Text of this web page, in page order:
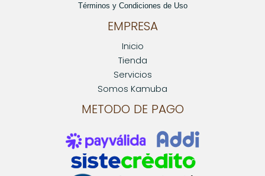
Términos y Condiciones de Uso
EMPRESA
Inicio
Tienda
Servicios
Somos Kamuba
METODO DE PAGO